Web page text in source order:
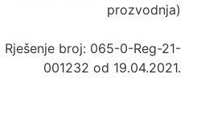
prozvodnja)
Rješenje broj: 065-0-Reg-21-
001232 od 19.04.2021.